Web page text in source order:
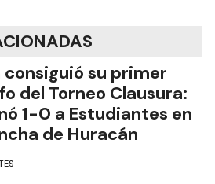
consiguió su primer
del Torneo Clausura:
1-0 a Estudiantes en
de Huracán